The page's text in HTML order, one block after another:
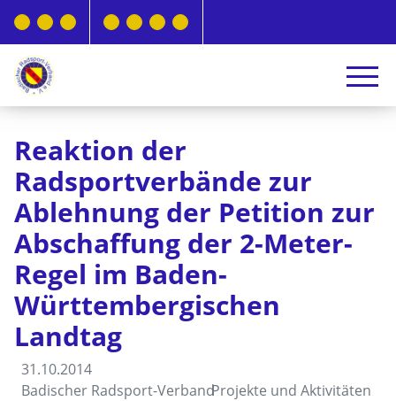
Reaktion der
Radsportverbände zur
Ablehnung der Petition zur
Abschaffung der 2-Meter-
Regel im Baden-
Württembergischen
Landtag
31.10.2014
Badischer Radsport-VerbandProjekte und Aktivitäten